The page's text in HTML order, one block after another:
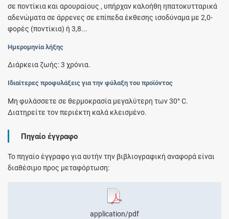
σε ποντίκια και αρουραίους , υπήρχαν καλοήθη ηπατοκυτταρικά
αδενώματα σε άρρενες σε επίπεδα έκθεσης ισοδύναμα με 2,0-
φορές (ποντίκια) ή 3,8...
Ημερομηνία λήξης
Διάρκεια ζωής: 3 χρόνια.
Ιδιαίτερες προφυλάξεις για την φύλαξη του προϊόντος
Μη φυλάσσετε σε θερμοκρασία μεγαλύτερη των 30° C.
Διατηρείτε τον περιέκτη καλά κλεισμένο.
Πηγαίο έγγραφο
Το πηγαίο έγγραφο για αυτήν την βιβλιογραφική αναφορά είναι
διαθέσιμο προς μεταφόρτωση:
application/pdf